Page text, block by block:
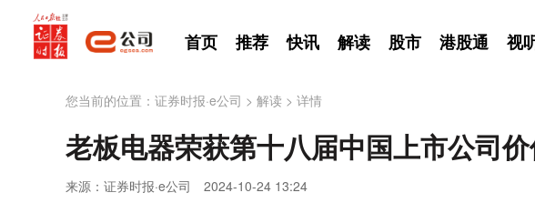
首页 推荐 快讯 解读 股市 港股通 视
您当前的位置： 证券时报·e公司 > 解读 > 详情
老板电器荣获第十八届中国上市公司
来源：证券时报·e公司 2024-10-24 13:24